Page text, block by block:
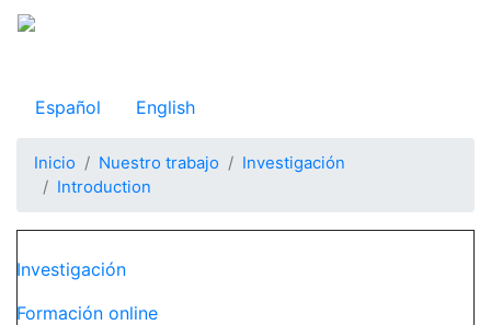
Pasar
Español English
Inicio Nuestro trabajo
Investigación
Introduction
Navegación principal
Investigación
Formación online